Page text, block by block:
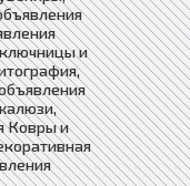
и
Ковры и